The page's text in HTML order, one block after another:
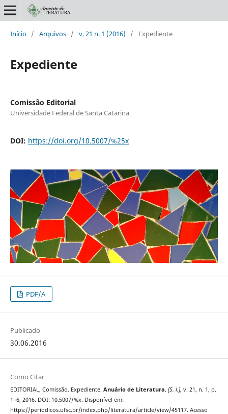
Início / Arquivos / v. 21 n. 1 (2016) / Expediente
Expediente
Comissão Editorial
Universidade Federal de Santa Catarina
DOI: https://doi.org/10.5007/%25x
PDF/A
Publicado
30.06.2016
Como Citar
EDITORIAL, Comissão. Expediente. Anuário de Literatura, [S. l.], v. 21, n. 1, p.
1–6, 2016. DOI: 10.5007/%x. Disponível em:
https://periodicos.ufsc.br/index.php/literatura/article/view/45117. Acesso